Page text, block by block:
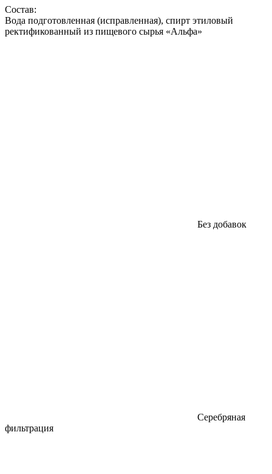
Состав:
Вода подготовленная (исправленная), спирт этиловый
ректификованный из пищевого сырья «Альфа»
Без добавок
Серебряная
фильтрация